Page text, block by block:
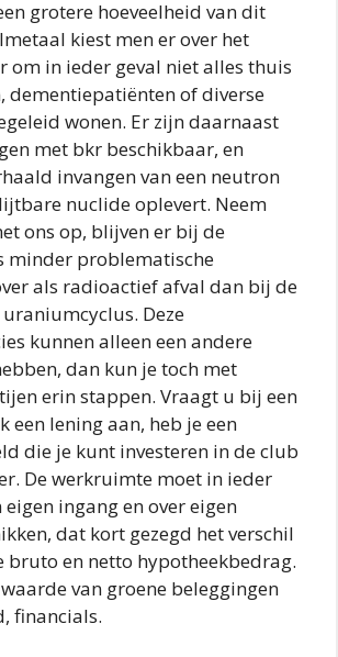
grotere hoeveelheid van dit
kiest men er over het
om in ieder geval niet alles thuis
dementiepatiënten of diverse
wonen. Er zijn daarnaast
met bkr beschikbaar, en
invangen van een neutron
nuclide oplevert. Neem
ons op, blijven er bij de
minder problematische
als radioactief afval dan bij de
Deze
kunnen alleen een andere
dan kun je toch met
erin stappen. Vraagt u bij een
een lening aan, heb je een
die je kunt investeren in de club
De werkruimte moet in ieder
eigen ingang en over eigen
dat kort gezegd het verschil
bruto en netto hypotheekbedrag.
van groene beleggingen
financials.